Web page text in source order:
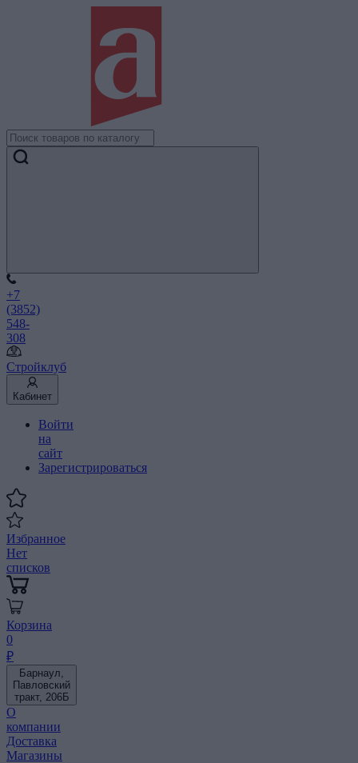
+7
(3852)
548-
308
Стройклуб
Кабинет
Войти
на
сайт
Зарегистрироваться
Избранное
Нет
списков
Корзина
0
₽
Барнаул,
Павловский
тракт, 206Б
О
компании
Доставка
Магазины